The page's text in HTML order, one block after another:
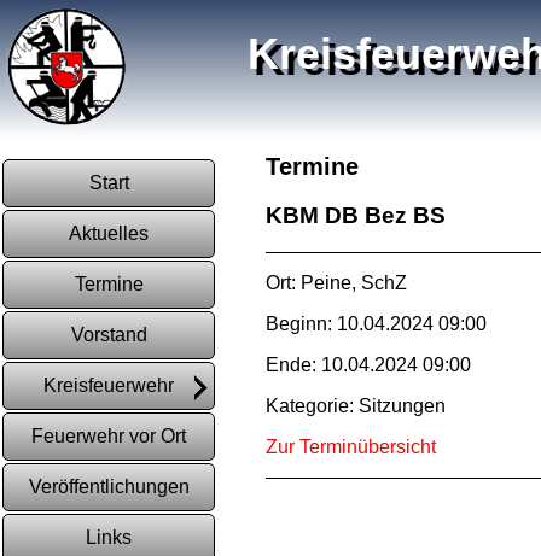
Start
Aktuelles
Termine
Vorstand
Kreisfeuerwehr
Feuerwehr vor Ort
Veröffentlichungen
Links
Termine
KBM DB Bez BS
Ort: Peine, SchZ
Beginn: 10.04.2024 09:00
Ende: 10.04.2024 09:00
Kategorie: Sitzungen
Zur Terminübersicht